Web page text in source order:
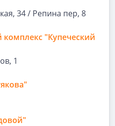
34 / Репина пер, 8
"Купеческий
1